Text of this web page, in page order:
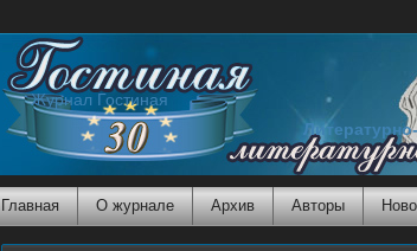
Журнал Гостиная
Главная О журнале Архив Авторы